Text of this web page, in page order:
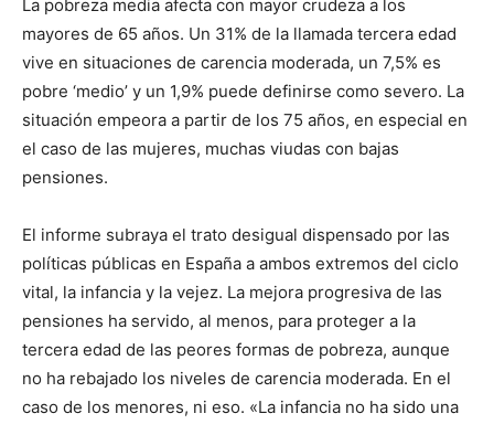
La pobreza media afecta con mayor crudeza a los
mayores de 65 años. Un 31% de la llamada tercera edad
vive en situaciones de carencia moderada, un 7,5% es
pobre ‘medio’ y un 1,9% puede definirse como severo. La
situación empeora a partir de los 75 años, en especial en
el caso de las mujeres, muchas viudas con bajas
pensiones.
El informe subraya el trato desigual dispensado por las
políticas públicas en España a ambos extremos del ciclo
vital, la infancia y la vejez. La mejora progresiva de las
pensiones ha servido, al menos, para proteger a la
tercera edad de las peores formas de pobreza, aunque
no ha rebajado los niveles de carencia moderada. En el
caso de los menores, ni eso. «La infancia no ha sido una